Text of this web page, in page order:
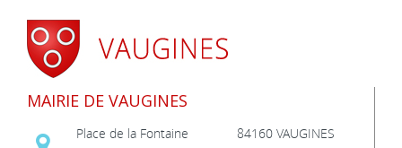
MAIRIE DE VAUGINES
Place de la Fontaine
84160 VAUGINES